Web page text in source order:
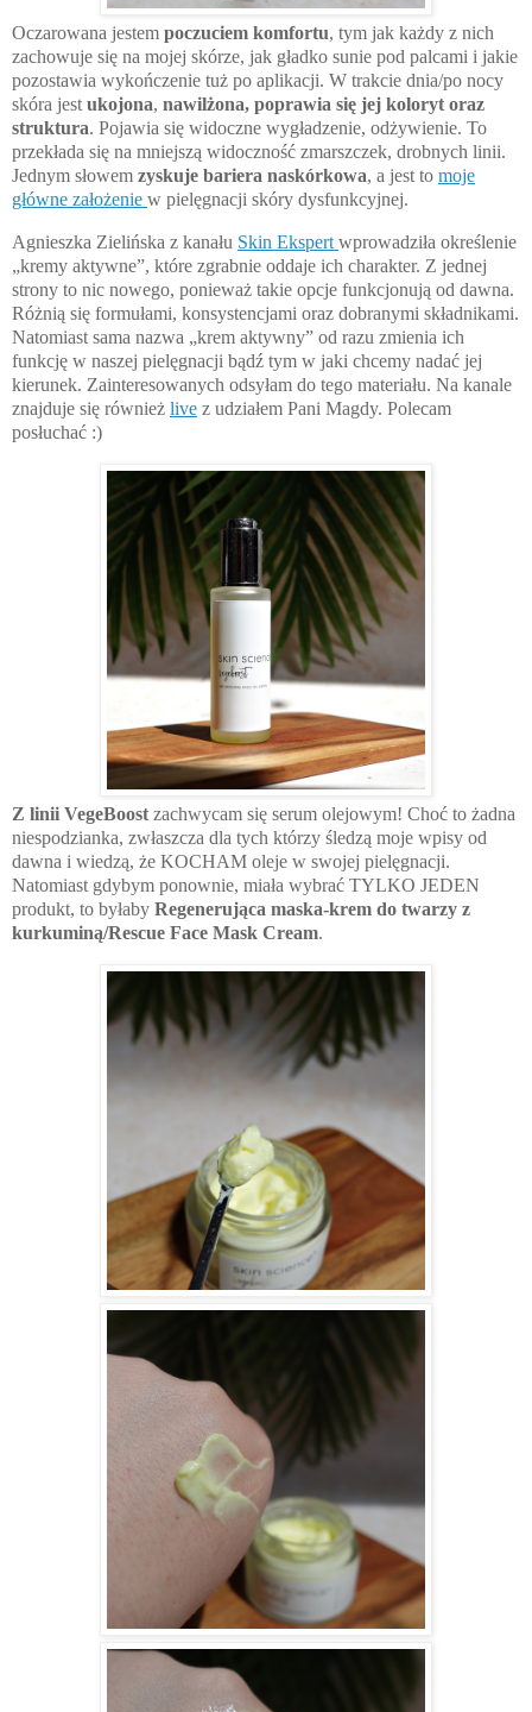
Oczarowana jestem poczuciem komfortu, tym jak każdy z nich
zachowuje się na mojej skórze, jak gładko sunie pod palcami i jakie
pozostawia wykończenie tuż po aplikacji. W trakcie dnia/po nocy
skóra jest ukojona, nawilżona, poprawia się jej koloryt oraz
struktura. Pojawia się widoczne wygładzenie, odżywienie. To
przekłada się na mniejszą widoczność zmarszczek, drobnych linii.
Jednym słowem zyskuje bariera naskórkowa, a jest to moje
główne założenie w pielęgnacji skóry dysfunkcyjnej.
Agnieszka Zielińska z kanału Skin Ekspert wprowadziła określenie
„kremy aktywne”, które zgrabnie oddaje ich charakter. Z jednej
strony to nic nowego, ponieważ takie opcje funkcjonują od dawna.
Różnią się formułami, konsystencjami oraz dobranymi składnikami.
Natomiast sama nazwa „krem aktywny” od razu zmienia ich
funkcję w naszej pielęgnacji bądź tym w jaki chcemy nadać jej
kierunek. Zainteresowanych odsyłam do tego materiału. Na kanale
znajduje się również live z udziałem Pani Magdy. Polecam
posłuchać :)
Z linii VegeBoost zachwycam się serum olejowym! Choć to żadna
niespodzianka, zwłaszcza dla tych którzy śledzą moje wpisy od
dawna i wiedzą, że KOCHAM oleje w swojej pielęgnacji.
Natomiast gdybym ponownie, miała wybrać TYLKO JEDEN
produkt, to byłaby Regenerująca maska-krem do twarzy z
kurkuminą/Rescue Face Mask Cream.